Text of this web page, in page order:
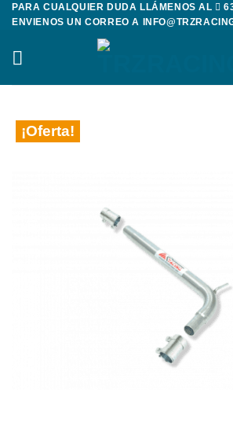
Saltar
contenido
PARA CUALQUIER DUDA LLÁMENOS AL
ENVIENOS UN CORREO A
¡Oferta!